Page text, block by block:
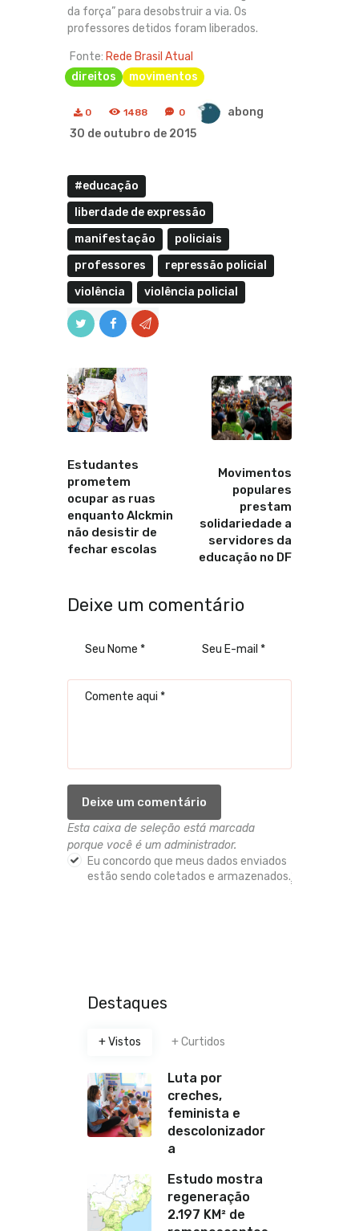
da força” para desobstruir a via. Os
professores detidos foram liberados.
Fonte: Rede Brasil Atual
direitos
movimentos
0 1488 0
abong
30 de outubro de 2015
#educação
liberdade de expressão
manifestação
policiais
professores
repressão policial
violência
violência policial
Estudantes
prometem
ocupar as ruas
enquanto Alckmin
não desistir de
fechar escolas
Movimentos
populares
prestam
solidariedade a
servidores da
educação no DF
Deixe um comentário
Esta caixa de seleção está marcada
porque você é um administrador.
Eu concordo que meus dados enviados
estão sendo coletados e armazenados.
Destaques
+ Vistos + Curtidos
Luta por
creches,
feminista e
descolonizador
a
Estudo mostra
regeneração
2.197 KM² de